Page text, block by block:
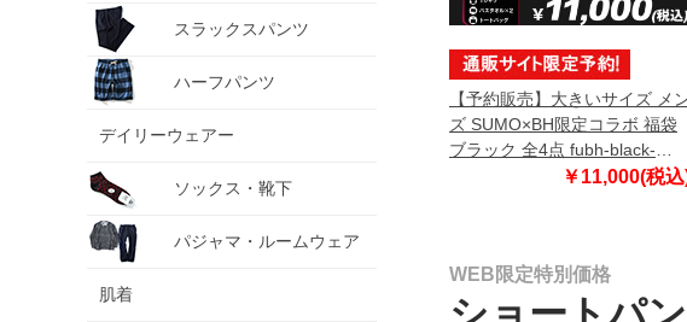
スラックスパンツ
ハーフパンツ
デイリーウェアー
ソックス・靴下
パジャマ・ルームウェア
肌着
【予約販売】大きいサイズ メ
ズ SUMO×BH限定コラボ 福袋
ブラック 全4点 fubh-black-
sumo999-b【10月下旬発送予
￥11,000(税
WEB限定特別価格